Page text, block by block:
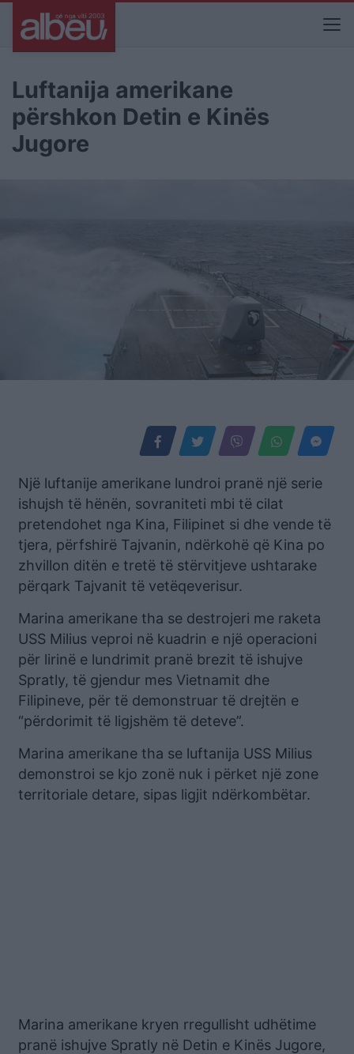
Luftanija amerikane
përshkon Detin e Kinës
Jugore
Një luftanije amerikane lundroi pranë një serie
ishujsh të hënën, sovraniteti mbi të cilat
pretendohet nga Kina, Filipinet si dhe vende të
tjera, përfshirë Tajvanin, ndërkohë që Kina po
zhvillon ditën e tretë të stërvitjeve ushtarake
përqark Tajvanit të vetëqeverisur.
Marina amerikane tha se destrojeri me raketa
USS Milius veproi në kuadrin e një operacioni
për lirinë e lundrimit pranë brezit të ishujve
Spratly, të gjendur mes Vietnamit dhe
Filipineve, për të demonstruar të drejtën e
“përdorimit të ligjshëm të deteve”.
Marina amerikane tha se luftanija USS Milius
demonstroi se kjo zonë nuk i përket një zone
territoriale detare, sipas ligjit ndërkombëtar.
Marina amerikane kryen rregullisht udhëtime
pranë ishujve Spratly në Detin e Kinës Jugore,